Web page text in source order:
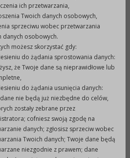
realizacji zadania;
do wyodrębnienia w ewidencji
otrzymanych na
i rozliczenia dotacji zgodnie
pokrywanych z dotacji:
związane z przejazdem
na rozgrywki i zgrupowania
wyposażenia, materiałów i
i używanych);
zawodników w obozach
ich przetwarzania,
Twoich danych osobowych,
sprzeciwu wobec przetwarzania
danych osobowych.
możesz skorzystać gdy:
do żądania sprostowania danych:
że Twoje dane są nieprawidłowe lub
do żądania usunięcia danych:
nie będą już niezbędne do celów,
zostały zebrane przez
cofniesz swoją zgodę na
danych; zgłosisz sprzeciw wobec
Twoich danych; Twoje dane będą
niezgodnie z prawem; dane